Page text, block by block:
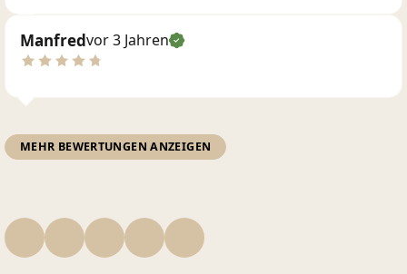
Manfredvor 3 Jahren
MEHR BEWERTUNGEN ANZEIGEN